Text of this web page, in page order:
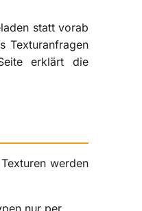
statt vorab
Texturanfragen
erklärt die
werden
nur per